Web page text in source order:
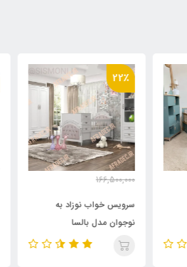
22٪
166,500,000
130,500,000 تومان
سرویس خواب نوزاد به
نوجوان مدل بالسا